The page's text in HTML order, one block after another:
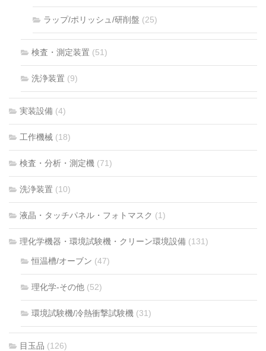
ラップ/ポリッシュ/研削盤 (25)
検査・測定装置 (51)
洗浄装置 (9)
実装設備 (4)
工作機械 (18)
検査・分析・測定機 (71)
洗浄装置 (10)
液晶・タッチパネル・フォトマスク (1)
理化学機器・環境試験機・クリーン環境設備 (131)
恒温槽/オーブン (47)
理化学-その他 (52)
環境試験機/冷熱衝撃試験機 (31)
目玉品 (126)